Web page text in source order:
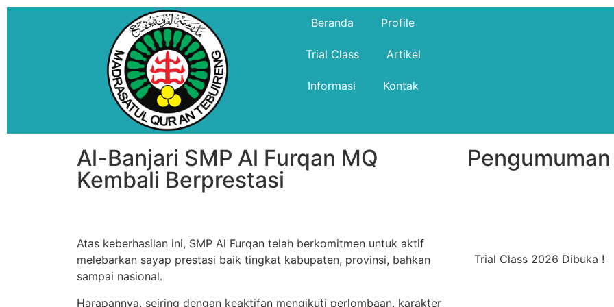
Beranda Profile
Trial Class Artikel
Informasi Kontak
Al-Banjari SMP Al Furqan MQ
Kembali Berprestasi
Atas keberhasilan ini, SMP Al Furqan telah berkomitmen untuk aktif
melebarkan sayap prestasi baik tingkat kabupaten, provinsi, bahkan
sampai nasional.
Harapannya, seiring dengan keaktifan mengikuti perlombaan, karakter
Pengumuman
Trial Class 2026 Dibuka !